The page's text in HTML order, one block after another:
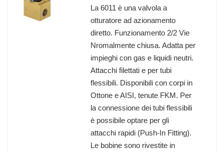
La 6011 è una valvola a
otturatore ad azionamento
diretto. Funzionamento 2/2 Vie
Nromalmente chiusa. Adatta per
impieghi con gas e liquidi neutri.
Attacchi filettati e per tubi
flessibili. Disponibili con corpi in
Ottone e AISI, tenute FKM. Per
la connessione dei tubi flessibili
è possibile optare per gli
attacchi rapidi (Push-In Fitting).
Le bobine sono rivestite in